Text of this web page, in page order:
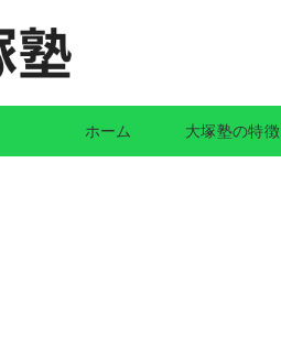
ホーム 大塚塾の特徴